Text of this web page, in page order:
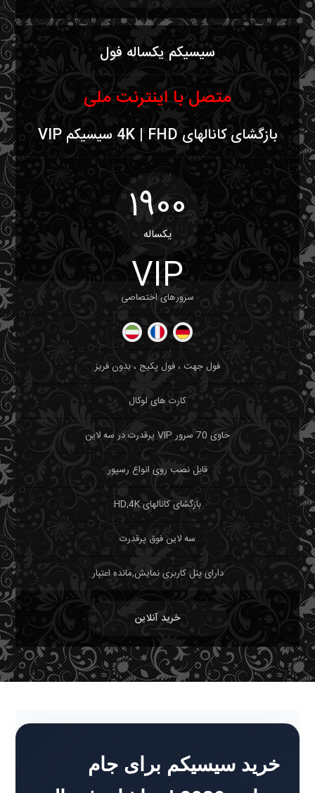
سیسیکم یکساله فول
متصل با اینترنت ملی
بازگشای کانالهای 4K | FHD سیسیکم VIP
1900
VIP
یکساله
سرورهای اختصاصی
فول جهت ، فول پکیج ، بدون فریز
کارت های لوکال
حاوی 70 سرور VIP پرقدرت در سه لاین
قابل نصب روی انواع رسیور
بازگشای کانالهای HD,4K
سه لاین فوق پرقدرت
دارای پنل کاربری نمایش,مانده اعتبار
خرید آنلاین
خرید سیسیکم برای جام